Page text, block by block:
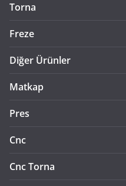
Torna
Freze
Diğer Ürünler
Matkap
Pres
Cnc
Cnc Torna